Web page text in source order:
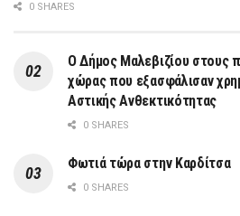
0 SHARES
Ο Δήμος Μαλεβιζίου στους
χώρας που εξασφάλισαν
Αστικής Ανθεκτικότητας
0 SHARES
Φωτιά τώρα στην Καρδίτσα
0 SHARES